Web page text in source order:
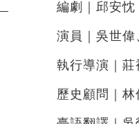
編劇｜邱安忱
演員｜吳世
執行導演｜莊
歷史顧問｜